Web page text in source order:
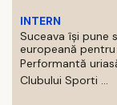
INTERN
Suceava își pune
europeană
Performantă
Clubului Sporti ...